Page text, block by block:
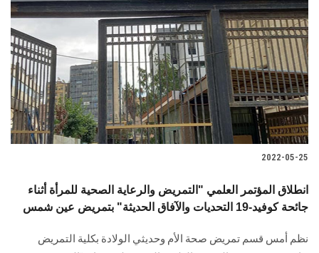
2022-05-25
انطلاق المؤتمر العلمي "التمريض والرعاية الصحية للمرأة أثناء
جائحة كوفيد-19 التحديات والآفاق الحديثة" بتمريض عين شمس
نظم أمس قسم تمريض صحة الأم وحديثي الولادة بكلية التمريض